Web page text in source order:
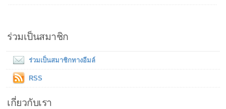
ร่วมเป็นสมาชิก
ร่วมเป็นสมาชิกทางอีมล์
RSS
เกี่ยวกับเรา